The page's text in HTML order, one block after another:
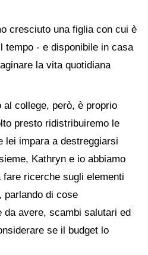
cresciuto una figlia con cui è
tempo - e disponibile in casa
la vita quotidiana
college, però, è proprio
presto ridistribuiremo le
lei impara a destreggiarsi
Kathryn e io abbiamo
ricerche sugli elementi
parlando di cose
da avere, scambi salutari ed
se il budget lo